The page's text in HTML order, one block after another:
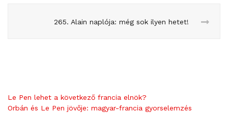
265. Alain naplója: még sok ilyen hetet!
Le Pen lehet a következő francia elnök?
Orbán és Le Pen jövője: magyar-francia gyorselemzés